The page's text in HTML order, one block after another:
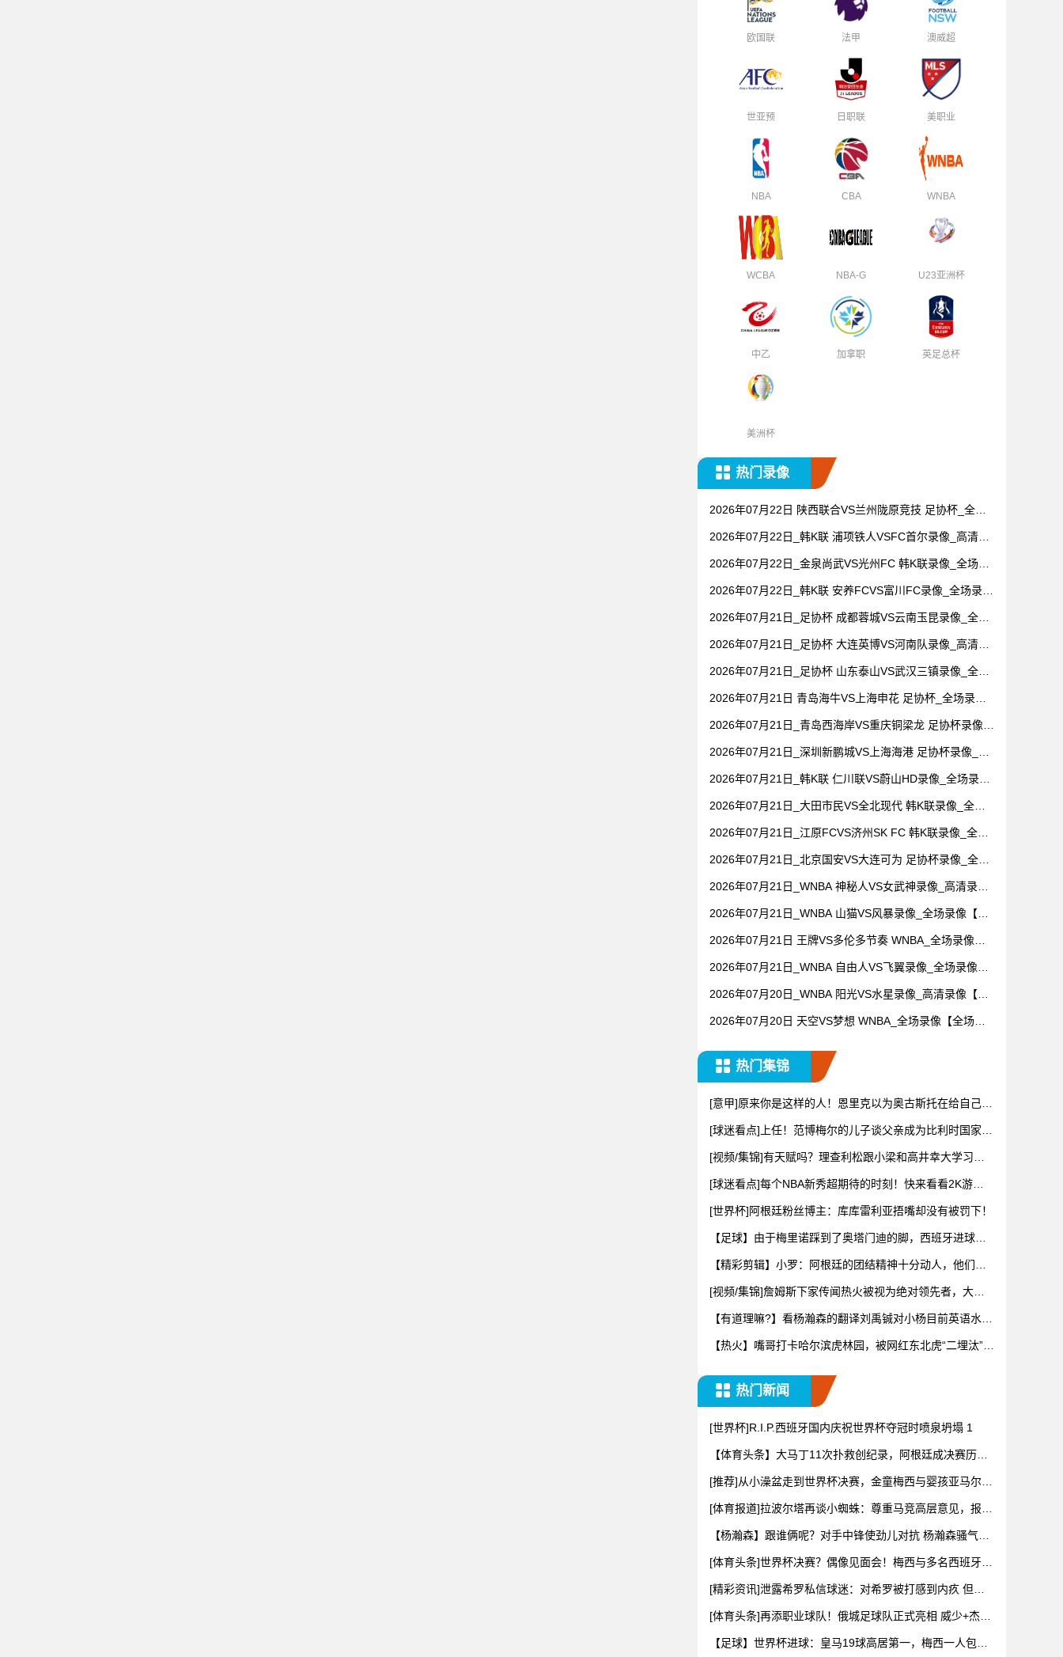
欧国联 法甲 澳威超
世亚预 日职联 美职业
NBA CBA WNBA
WCBA NBA-G U23亚洲杯
中乙 加拿职 英足总杯
美洲杯
热门录像
2026年07月22日 陕西联合VS兰州陇原竞技 足协杯_全场
2026年07月22日_韩K联 浦项铁人VSFC首尔录像_高清录
2026年07月22日_金泉尚武VS光州FC 韩K联录像_全场录
2026年07月22日_韩K联 安养FCVS富川FC录像_全场录像
2026年07月21日_足协杯 成都蓉城VS云南玉昆录像_全场
2026年07月21日_足协杯 大连英博VS河南队录像_高清录
2026年07月21日_足协杯 山东泰山VS武汉三镇录像_全场
2026年07月21日 青岛海牛VS上海申花 足协杯_全场录像
2026年07月21日_青岛西海岸VS重庆铜梁龙 足协杯录像_
2026年07月21日_深圳新鹏城VS上海海港 足协杯录像_全
2026年07月21日_韩K联 仁川联VS蔚山HD录像_全场录像
2026年07月21日_大田市民VS全北现代 韩K联录像_全场
2026年07月21日_江原FCVS济州SK FC 韩K联录像_全场
2026年07月21日_北京国安VS大连可为 足协杯录像_全场
2026年07月21日_WNBA 神秘人VS女武神录像_高清录像
2026年07月21日_WNBA 山猫VS风暴录像_全场录像【视
2026年07月21日 王牌VS多伦多节奏 WNBA_全场录像
2026年07月21日_WNBA 自由人VS飞翼录像_全场录像
2026年07月20日_WNBA 阳光VS水星录像_高清录像【全
2026年07月20日 天空VS梦想 WNBA_全场录像【全场回
热门集锦
[意甲]原来你是这样的人！恩里克以为奥古斯托在给自己拍
[球迷看点]上任！范博梅尔的儿子谈父亲成为比利时国家队
[视频/集锦]有天赋吗？理查利松跟小梁和高井幸大学习韩
[球迷看点]每个NBA新秀超期待的时刻！快来看看2K游戏
[世界杯]阿根廷粉丝博主：库库雷利亚捂嘴却没有被罚下！
【足球】由于梅里诺踩到了奥塔门迪的脚，西班牙进球无
【精彩剪辑】小罗：阿根廷的团结精神十分动人，他们还
[视频/集锦]詹姆斯下家传闻热火被视为绝对领先者，大史
【有道理嘛?】看杨瀚森的翻译刘禹铖对小杨目前英语水平
【热火】嘴哥打卡哈尔滨虎林园，被网红东北虎“二埋汰”狠
热门新闻
[世界杯]R.I.P.西班牙国内庆祝世界杯夺冠时喷泉坍塌 1
【体育头条】大马丁11次扑救创纪录，阿根廷成决赛历史
[推荐]从小澡盆走到世界杯决赛，金童梅西与婴孩亚马尔的
[体育报道]拉波尔塔再谈小蜘蛛：尊重马竞高层意见，报价
【杨瀚森】跟谁俩呢？对手中锋使劲儿对抗 杨瀚森骚气转
[体育头条]世界杯决赛？偶像见面会！梅西与多名西班牙国
[精彩资讯]泄露希罗私信球迷：对希罗被打感到内疚 但私
[体育头条]再添职业球队！俄城足球队正式亮相 威少+杰伦
【足球】世界杯进球：皇马19球高居第一，梅西一人包揽